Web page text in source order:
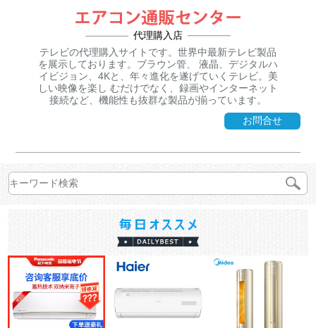
代理購入店
テレビの代理購入サイトです。世界中最新テレビ製品
を展示しております。ブラウン管、 液晶、デジタルハ
イビジョン、4Kと、年々進化を遂げていくテレビ。美
しい映像を楽し むだけでなく、録画やインターネット
接続など、機能性も抜群な製品が揃っています。
お問合せ